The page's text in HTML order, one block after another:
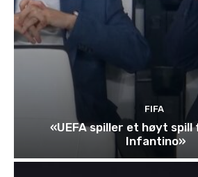
FIFA
«UEFA spiller et høyt
Infantino»